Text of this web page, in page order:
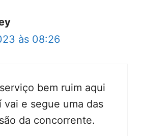
às 08:26
bem ruim aqui
vai e segue uma das
da concorrente.